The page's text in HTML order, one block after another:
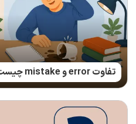
تفاوت error و mistake چیست؟